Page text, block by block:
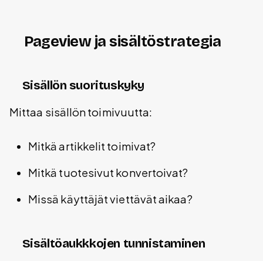
Pageview ja sisältöstrategia
Sisällön suorituskyky
Mittaa sisällön toimivuutta:
Mitkä artikkelit toimivat?
Mitkä tuotesivut konvertoivat?
Missä käyttäjät viettävät aikaa?
Sisältöaukkkojen tunnistaminen